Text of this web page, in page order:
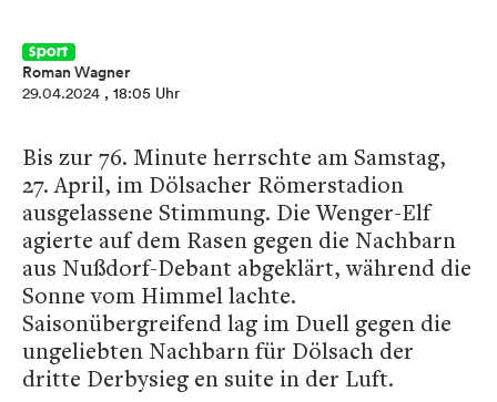
Sport
Roman Wagner
29.04.2024 , 18:05 Uhr
Bis zur 76. Minute herrschte am Samstag,
27. April, im Dölsacher Römerstadion
ausgelassene Stimmung. Die Wenger-Elf
agierte auf dem Rasen gegen die Nachbarn
aus Nußdorf-Debant abgeklärt, während die
Sonne vom Himmel lachte.
Saisonübergreifend lag im Duell gegen die
ungeliebten Nachbarn für Dölsach der
dritte Derbysieg en suite in der Luft.